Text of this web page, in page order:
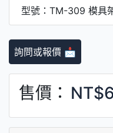
型號：TM-309 模具
詢問或報價 📩
售價：